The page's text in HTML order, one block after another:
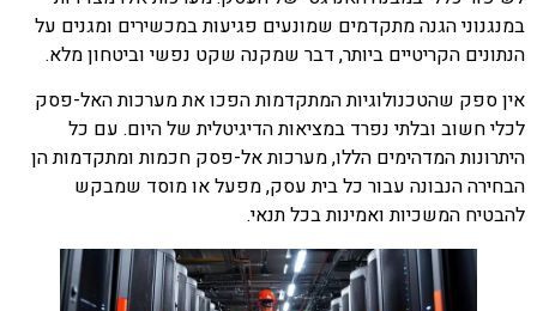
במנגנוני הגנה מתקדמים שמונעים פגיעות במכשירים ומגנים על
הנתונים הקריטיים ביותר, דבר שמקנה שקט נפשי וביטחון מלא.
אין ספק שהטכנולוגיות המתקדמות הפכו את מערכות האל-פסק
לכלי חשוב ובלתי נפרד במציאות הדיגיטלית של היום. עם כל
היתרונות המדהימים הללו, מערכות אל-פסק חכמות ומתקדמות הן
הבחירה הנבונה עבור כל בית עסק, מפעל או מוסד שמבקש
להבטיח המשכיות ואמינות בכל תנאי.